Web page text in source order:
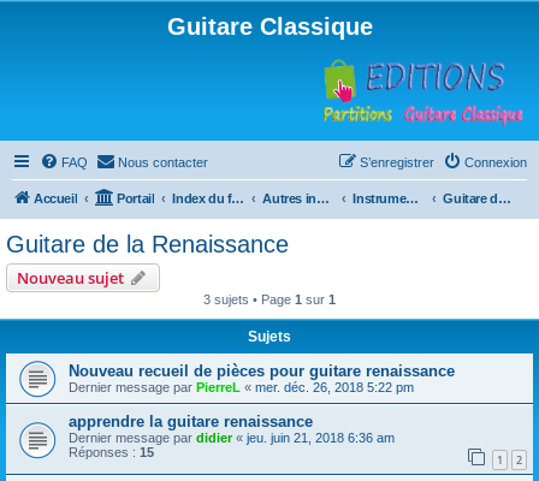
Guitare Classique
FAQ Nous contacter Connexion
S’enregistrer
Accueil Portail Index du forum Autres instruments à cordes pincées, ou styles Instruments anciens Guitare de la Renaissance
Guitare de la Renaissance
Nouveau sujet
3 sujets • Page 1 sur 1
Sujets
Nouveau recueil de pièces pour guitare renaissance
Dernier message par PierreL « mer. déc. 26, 2018 5:22 pm
apprendre la guitare renaissance
Dernier message par didier« jeu. juin 21, 2018 6:36 am
Réponses : 15 1 2